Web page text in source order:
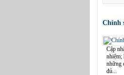
Chính
Cập
nhiệm;
những
đủ...